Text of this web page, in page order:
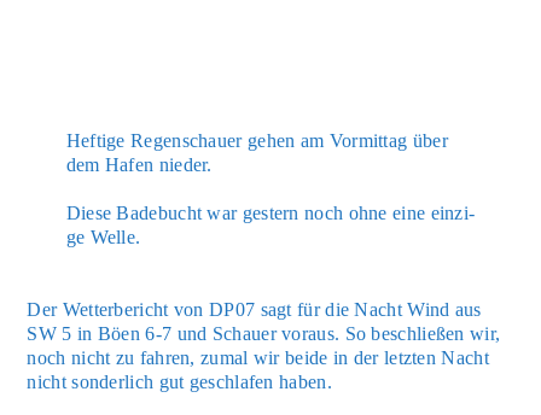
Hef­ti­ge Regen­schau­er gehen am Vor­mit­tag über
dem Hafen nie­der.
Die­se Bade­bucht war ges­tern noch ohne eine ein­zi­
ge Wel­le.
Der Wet­ter­be­richt von DP07 sagt für die Nacht Wind aus
SW 5 in Böen 6-7 und Schau­er vor­aus. So beschlie­ßen wir,
noch nicht zu fah­ren, zumal wir bei­de in der letz­ten Nacht
nicht son­der­lich gut geschla­fen haben.